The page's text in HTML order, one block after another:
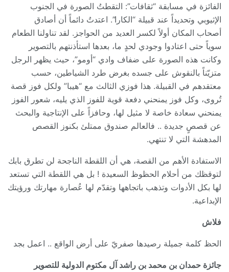
الفائزة في مسابقة “ثقافات”: التقطتُ الصورة في الجنوب
الإثيوبي وتحديداً عند قبيلة “الكارا”. اعتدتُ دائماً أن أصادق
أصحاب المكان أولاً لكسر العديد من الحواجز. لقد تناولنا الطعام
سوياً حتى اعتادوا وجودي لحدٍ ما، بعدها استأذنتهم بالتصوير
وكانت هذه الصورة على ضفاف وادي “أومو”، حيث يظهر الرجل
متزيّناً بالنقوش على جسده بغرض طرد الشياطين، حسب
معتقدهم في القبيلة. هذا فوزي الثالث مع “هيبا” ولكل فوز قصة
تُروى، وكل فوز يمنحني دفعة قوية للفوز الذي يليه، شعور الفوز
يمنحني سعادة خاصة لا مثيل لها، وحافزاً على الإنتاجية والبحث
عن قصصٍ جديدة .. فالعالم صندوق ممتلئ بكنوز القصص
المدهشة التي لا تنتهي.
الاستفادة الأهم من القصة، هي أن اللقطة الناجحة لن تطرق بابك
لتوقظك من أحلام الحظوظ السعيدة ! بل هي اللقطة التي تستعد
لها بكل الأدوات وتذهب باتجاهها وتقدّم لها عُصارة مهارتك ورؤيتك
الإبداعية.
فلاش
الحظ كلمة جميلة رصيدها صفريّ على أرض الواقع .. اعمل بجد
جائزة حمدان بن محمد بن راشد آل مكتوم الدولية للتصوير